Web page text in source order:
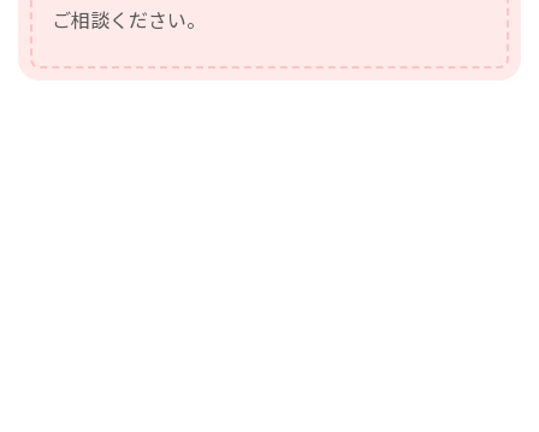
ご相談ください。